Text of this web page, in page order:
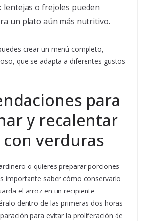
lentejas o frejoles pueden
un plato aún más nutritivo.
crear un menú completo,
que se adapta a diferentes gustos
para
y recalentar
verduras
o quieres preparar porciones
importante saber cómo conservarlo
el arroz en un recipiente
dentro de las primeras dos horas
para evitar la proliferación de